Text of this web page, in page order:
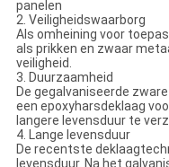
panelen
2. Veiligheidswaarborg
Als omheining voor
als prikken en zwaar
veiligheid.
3. Duurzaamheid
De gegalvaniseerde
een epoxyharsdeklaag
langere levensduur te
4. Lange levensduur
De recentste
levensduur. Na het